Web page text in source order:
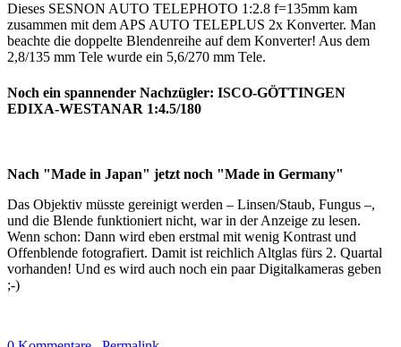
Dieses SESNON AUTO TELEPHOTO 1:2.8 f=135mm kam
zusammen mit dem APS AUTO TELEPLUS 2x Konverter. Man
beachte die doppelte Blendenreihe auf dem Konverter! Aus dem
2,8/135 mm Tele wurde ein 5,6/270 mm Tele.
Noch ein spannender Nachzügler: ISCO-GÖTTINGEN
EDIXA-WESTANAR 1:4.5/180
Nach "Made in Japan" jetzt noch "Made in Germany"
Das Objektiv müsste gereinigt werden – Linsen/Staub, Fungus –,
und die Blende funktioniert nicht, war in der Anzeige zu lesen.
Wenn schon: Dann wird eben erstmal mit wenig Kontrast und
Offenblende fotografiert. Damit ist reichlich Altglas fürs 2. Quartal
vorhanden! Und es wird auch noch ein paar Digitalkameras geben
;-)